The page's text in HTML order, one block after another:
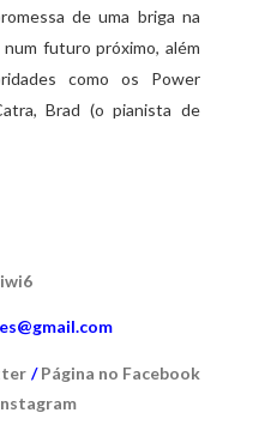
de uma briga na
futuro próximo, além
como os Power
Brad (o pianista de
/Página no Facebook